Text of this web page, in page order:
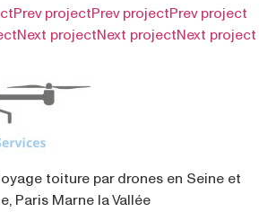
Prev projectPrev projectPrev project
Next projectNext projectNext project
toiture par drones en Seine et
Paris Marne la Vallée